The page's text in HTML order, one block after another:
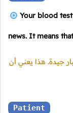
Your blood
news. It means
جيدة. هذا يعني أن
Patient